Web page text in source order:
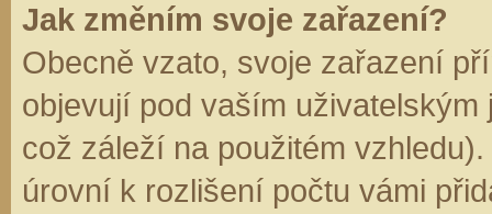
Jak změním svoje zařazení?
Obecně vzato, svoje zařazení
objevují pod vaším
což záleží na použitém
úrovní k rozlišení počtu vámi